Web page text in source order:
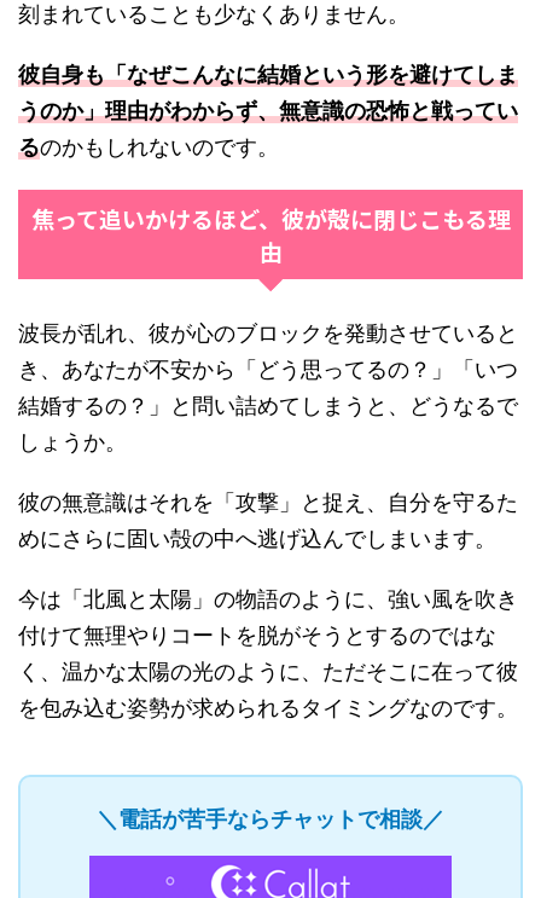
刻まれていることも少なくありません。
彼自身も「なぜこんなに結婚という形を避けてしま
うのか」理由がわからず、無意識の恐怖と戦ってい
るのかもしれないのです。
焦って追いかけるほど、彼が殻に閉じこもる理
由
波長が乱れ、彼が心のブロックを発動させていると
き、あなたが不安から「どう思ってるの？」「いつ
結婚するの？」と問い詰めてしまうと、どうなるで
しょうか。
彼の無意識はそれを「攻撃」と捉え、自分を守るた
めにさらに固い殻の中へ逃げ込んでしまいます。
今は「北風と太陽」の物語のように、強い風を吹き
付けて無理やりコートを脱がそうとするのではな
く、温かな太陽の光のように、ただそこに在って彼
を包み込む姿勢が求められるタイミングなのです。
＼電話が苦手ならチャットで相談／